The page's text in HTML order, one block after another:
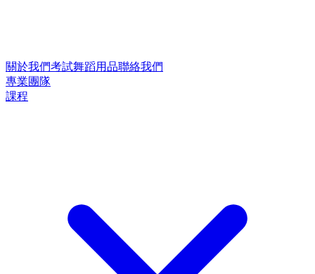
關於我們考試舞蹈用品聯絡我們
專業團隊
課程